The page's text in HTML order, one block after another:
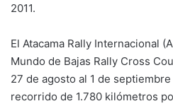
2011.
El Atacama Rally Internacional
Mundo de Bajas Rally Cross
27 de agosto al 1 de
recorrido de 1.780 kilómetros